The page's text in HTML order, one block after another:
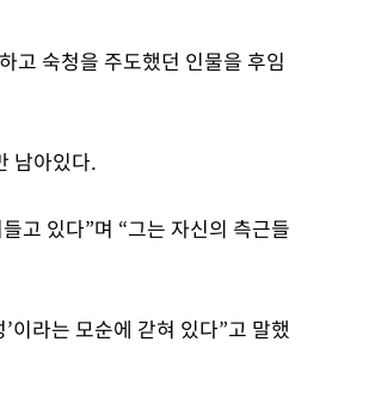
고 숙청을 주도했던 인물을 후임
남아있다.
고 있다”며 “그는 자신의 측근들
이라는 모순에 갇혀 있다”고 말했